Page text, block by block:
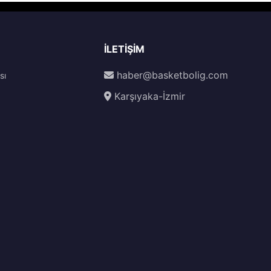
İLETIŞIM
haber@basketbolig.com
Karşıyaka-İzmir